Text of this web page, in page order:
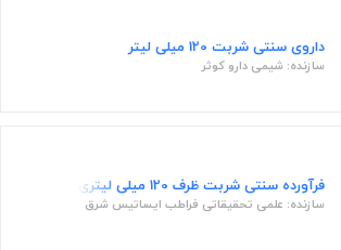
داروی سنتی شربت 120 میلی لیتر
سازنده: شیمی دارو کوثر
فرآورده سنتی شربت ظرف 120 میلی لیتری
سازنده: علمی تحقیقاتی فراطب ایساتیس شرق